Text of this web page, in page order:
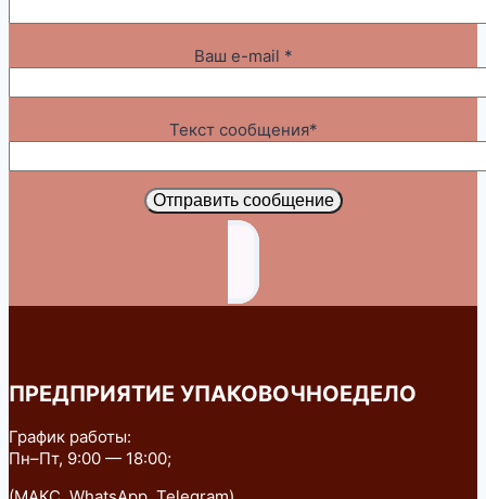
Ваш e-mail *
Текст сообщения*
Отправить сообщение
ПРЕДПРИЯТИЕ УПАКОВОЧНОЕДЕЛО
График работы:
Пн–Пт, 9:00 — 18:00;